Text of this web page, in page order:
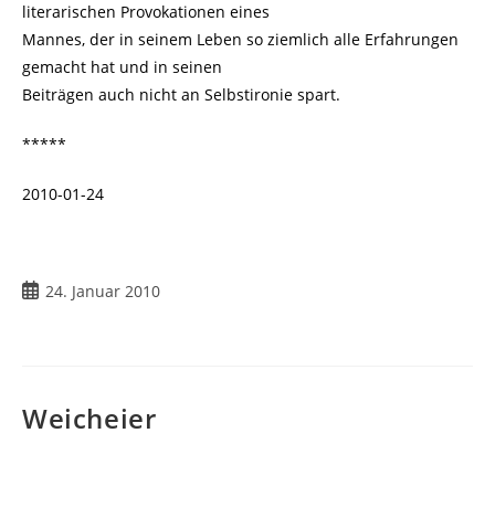
literarischen Provokationen eines
Mannes, der in seinem Leben so ziemlich alle Erfahrungen
gemacht hat und in seinen
Beiträgen auch nicht an Selbstironie spart.
*****
2010-01-24
Beitrag
24. Januar 2010
Weicheier